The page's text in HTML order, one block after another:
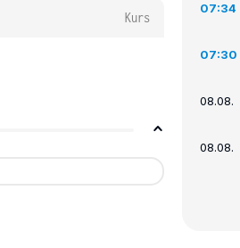
Kurs
07:34
07:30
08.08.
08.08.